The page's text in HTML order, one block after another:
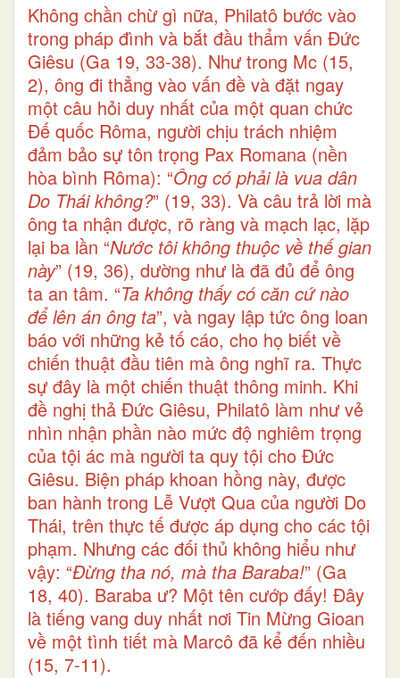
Không chần chừ gì nữa, Philatô bước vào
trong pháp đình và bắt đầu thẩm vấn Đức
Giêsu (Ga 19, 33-38). Như trong Mc (15,
2), ông đi thẳng vào vấn đề và đặt ngay
một câu hỏi duy nhất của một quan chức
Đế quốc Rôma, người chịu trách nhiệm
đảm bảo sự tôn trọng Pax Romana (nền
hòa bình Rôma): “Ông có phải là vua dân
Do Thái không?” (19, 33). Và câu trả lời mà
ông ta nhận được, rõ ràng và mạch lạc, lặp
lại ba lần “Nước tôi không thuộc về thế gian
này” (19, 36), dường như là đã đủ để ông
ta an tâm. “Ta không thấy có căn cứ nào
để lên án ông ta”, và ngay lập tức ông loan
báo với những kẻ tố cáo, cho họ biết về
chiến thuật đầu tiên mà ông nghĩ ra. Thực
sự đây là một chiến thuật thông minh. Khi
đề nghị thả Đức Giêsu, Philatô làm như vẻ
nhìn nhận phần nào mức độ nghiêm trọng
của tội ác mà người ta quy tội cho Đức
Giêsu. Biện pháp khoan hồng này, được
ban hành trong Lễ Vượt Qua của người Do
Thái, trên thực tế được áp dụng cho các tội
phạm. Nhưng các đối thủ không hiểu như
vậy: “Đừng tha nó, mà tha Baraba!” (Ga
18, 40). Baraba ư? Một tên cướp đấy! Đây
là tiếng vang duy nhất nơi Tin Mừng Gioan
về một tình tiết mà Marcô đã kể đến nhiều
(15, 7-11).